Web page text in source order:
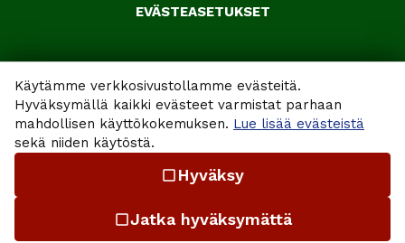
Käytämme verkkosivustollamme evästeitä.
Hyväksymällä kaikki evästeet varmistat parhaan
mahdollisen käyttökokemuksen. Lue lisää evästeistä
sekä niiden käytöstä.
check_box_outline_blank Hyväksy
check_box_outline_blankJatka hyväksymättä
EVÄSTEASETUKSET